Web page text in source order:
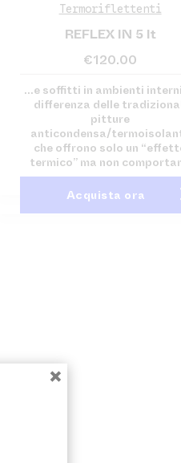
Termoriflettenti
REFLEX IN 5 lt
€120.00
...e soffitti in ambienti
differenza delle
pitture
anticondensa/
che offrono solo un
termico” ma non
Acquista ora
×